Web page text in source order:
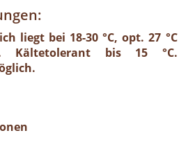
liegt bei 18-30 °C, opt. 27 °C
bis 15 °C.